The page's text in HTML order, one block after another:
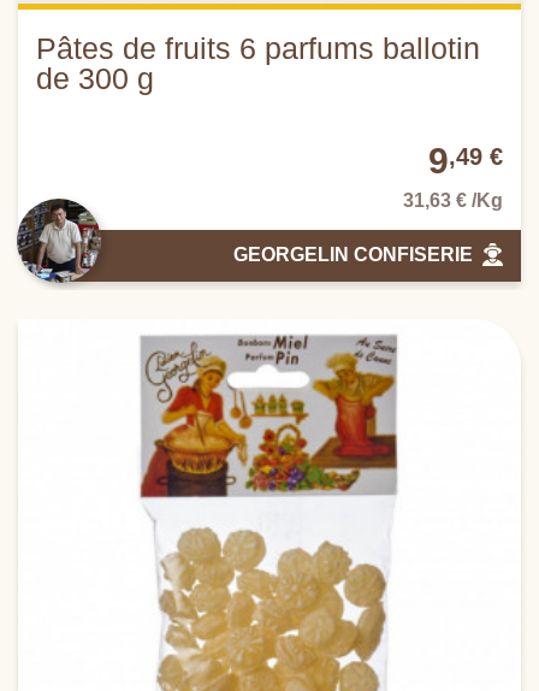
Pâtes de fruits 6 parfums ballotin
de 300 g
9,49 €
31,63 € /Kg
GEORGELIN CONFISERIE